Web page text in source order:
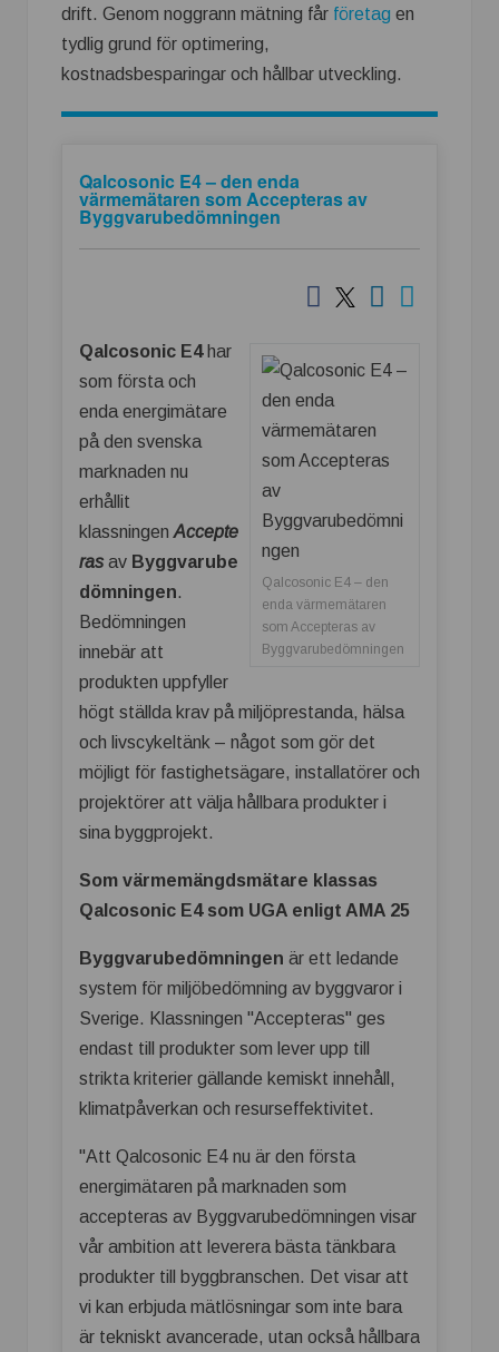
drift. Genom noggrann mätning får företag en
tydlig grund för optimering,
kostnadsbesparingar och hållbar utveckling.
Qalcosonic E4 – den enda
värmemätaren som Accepteras av
Byggvarubedömningen
Qalcosonic E4 – den
enda värmemätaren
som Accepteras av
Byggvarubedömningen
Qalcosonic E4har
som första och
enda energimätare
på den svenska
marknaden nu
erhållit
klassningen Accepte
ras av Byggvarube
dömningen.
Bedömningen
innebär att
produkten uppfyller
högt ställda krav på miljöprestanda, hälsa
och livscykeltänk – något som gör det
möjligt för fastighetsägare, installatörer och
projektörer att välja hållbara produkter i
sina byggprojekt.
Som värmemängdsmätare klassas
Qalcosonic E4 som UGA enligt AMA 25
Byggvarubedömningen är ett ledande
system för miljöbedömning av byggvaror i
Sverige. Klassningen "Accepteras" ges
endast till produkter som lever upp till
strikta kriterier gällande kemiskt innehåll,
klimatpåverkan och resurseffektivitet.
"Att Qalcosonic E4 nu är den första
energimätaren på marknaden som
accepteras av Byggvarubedömningen visar
vår ambition att leverera bästa tänkbara
produkter till byggbranschen. Det visar att
vi kan erbjuda mätlösningar som inte bara
är tekniskt avancerade, utan också hållbara